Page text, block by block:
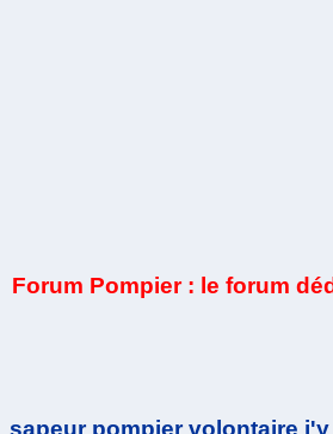
Forum Pompier : le forum
sapeur pompier volontaire